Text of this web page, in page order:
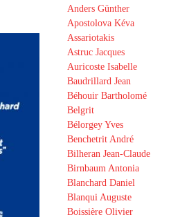
Anders Günther
Apostolova Kéva
Assariotakis
Astruc Jacques
Auricoste Isabelle
Baudrillard Jean
Béhouir Bartholomé
Belgrit
Bélorgey Yves
Benchetrit André
Bilheran Jean-Claude
Birnbaum Antonia
Blanchard Daniel
Blanqui Auguste
Boissière Olivier